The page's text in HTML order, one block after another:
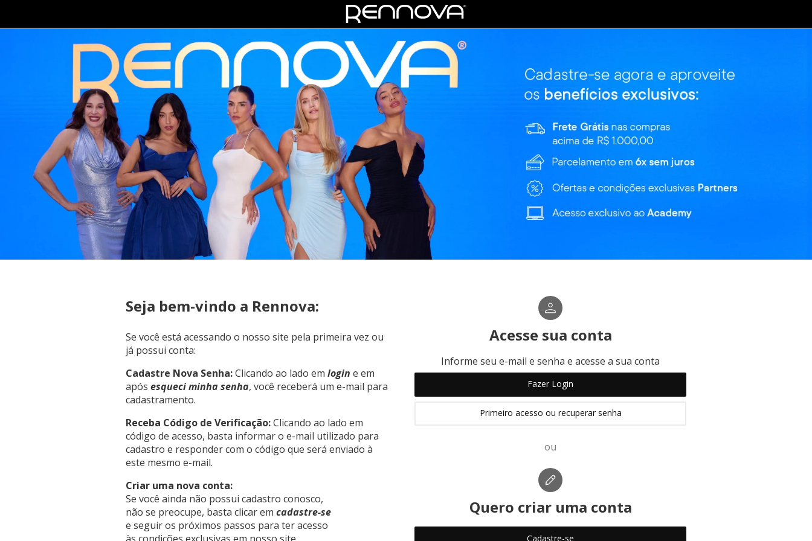
Seja bem-vindo a Rennova:
Se você está acessando o nosso site pela primeira vez ou
já possui conta:
Cadastre Nova Senha:Clicando ao lado em login e em
após esqueci minha senha, você receberá um e-mail para
cadastramento.
Receba Código de Verificação:Clicando ao lado em
código de acesso, basta informar o e-mail utilizado para
cadastro e responder com o código que será enviado à
este mesmo e-mail.
Criar uma nova conta:
Se você ainda não possui cadastro conosco,
não se preocupe, basta clicar em cadastre-se
e seguir os próximos passos para ter acesso
Acesse sua conta
Informe seu e-mail e senha e acesse a sua conta
Fazer Login
Primeiro acesso ou recuperar senha
ou
Quero criar uma conta
Cadastre-se